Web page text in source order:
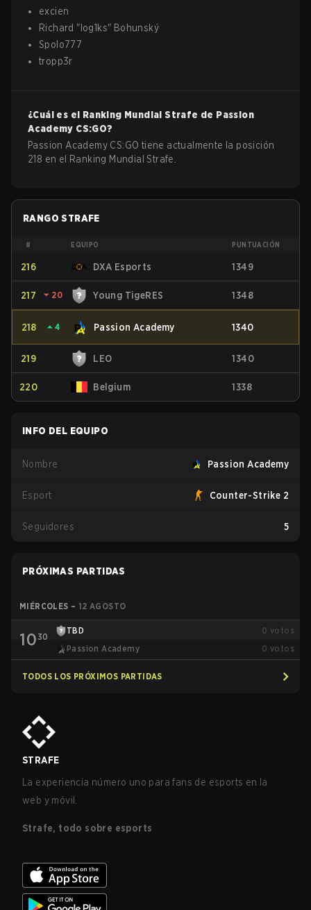
excien
Richard " log1ks" Bohunský
Spolo777
tropp3r
¿Cuál es el Ranking Mundial Strafe de Passion
Academy CS:GO?
Passion Academy CS:GO tiene actualmente la posición
218 en el Ranking Mundial Strafe.
RANGO STRAFE
# EQUIPO PUNTUACIÓN
216 DXA Esports 1349
217 ⏷ 20 Young TigeRES 1348
218 ⏶ 4 Passion Academy 1340
219 LEO 1340
220 Belgium 1338
INFO DEL EQUIPO
Nombre Passion Academy
Esport Counter-Strike 2
Seguidores 5
PRÓXIMAS PARTIDAS
MIÉRCOLES – 12 AGOSTO
10 30
TBD 0 votos
Passion Academy
0 votos
TODOS LOS PRÓXIMOS PARTIDAS
STRAFE
La experiencia número uno para fans de esports en la
web y móvil.
Strafe, todo sobre esports